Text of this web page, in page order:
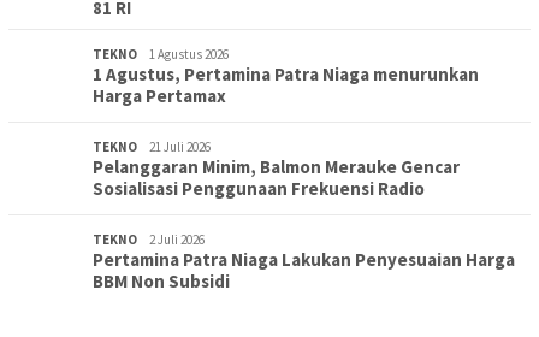
81 RI
TEKNO 1 Agustus 2026
1 Agustus, Pertamina Patra Niaga menurunkan
Harga Pertamax
TEKNO 21 Juli 2026
Pelanggaran Minim, Balmon Merauke Gencar
Sosialisasi Penggunaan Frekuensi Radio
TEKNO 2 Juli 2026
Pertamina Patra Niaga Lakukan Penyesuaian Harga
BBM Non Subsidi